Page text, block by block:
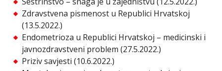
Zdravstvena pismenost u Republici Hrvatskoj
(13.5.2022.)
Endometrioza u Republici Hrvatskoj – medicinski i
javnozdravstveni problem (27.5.2022.)
Priziv savjesti (10.6.2022.)